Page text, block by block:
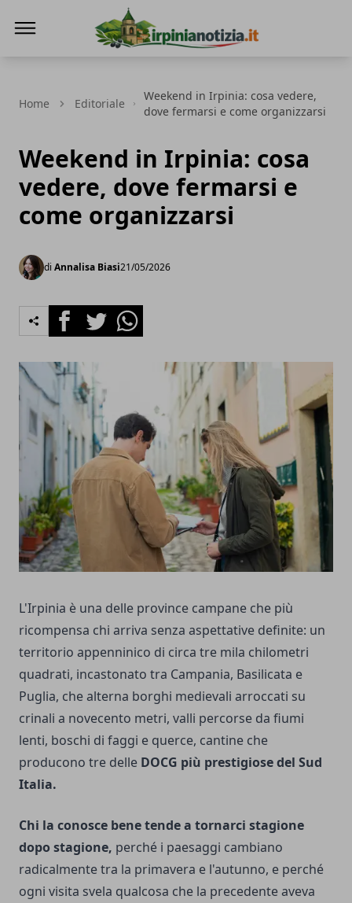
Home Editoriale
Weekend in Irpinia: cosa vedere,
dove fermarsi e come organizzarsi
Weekend in Irpinia: cosa
vedere, dove fermarsi e
come organizzarsi
di Annalisa Biasi21/05/2026
FacebookTwitterWhatsapp
L'Irpinia è una delle province campane che più
ricompensa chi arriva senza aspettative definite: un
territorio appenninico di circa tre mila chilometri
quadrati, incastonato tra Campania, Basilicata e
Puglia, che alterna borghi medievali arroccati su
crinali a novecento metri, valli percorse da fiumi
lenti, boschi di faggi e querce, cantine che
producono tre delle DOCG più prestigiose del Sud
Italia.
Chi la conosce bene tende a tornarci stagione
dopo stagione, perché i paesaggi cambiano
radicalmente tra la primavera e l'autunno, e perché
ogni visita svela qualcosa che la precedente aveva